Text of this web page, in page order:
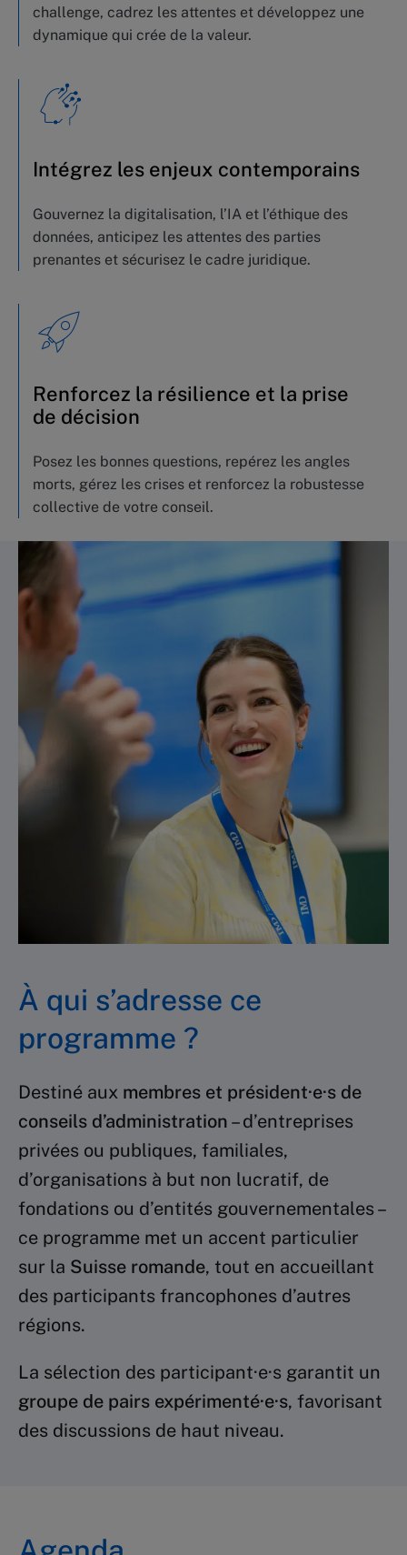
challenge, cadrez les attentes et développez une
dynamique qui crée de la valeur.
Intégrez les enjeux contemporains
Gouvernez la digitalisation, l’IA et l’éthique des
données, anticipez les attentes des parties
prenantes et sécurisez le cadre juridique.
Renforcez la résilience et la prise
de décision
Posez les bonnes questions, repérez les angles
morts, gérez les crises et renforcez la robustesse
collective de votre conseil.
À qui s’adresse ce
programme ?
Destiné aux membres et président·e·s de
conseils d’administration – d’entreprises
privées ou publiques, familiales,
d’organisations à but non lucratif, de
fondations ou d’entités gouvernementales –
ce programme met un accent particulier
sur la Suisse romande, tout en accueillant
des participants francophones d’autres
régions.
La sélection des participant·e·s garantit un
groupe de pairs expérimenté·e·s, favorisant
des discussions de haut niveau.